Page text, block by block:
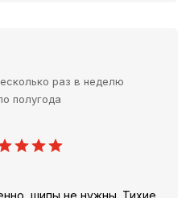
раз в неделю
полугода
шипы не нужны. Тихие